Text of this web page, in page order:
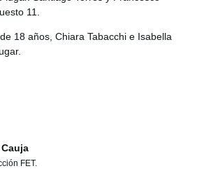
11.
18 años, Chiara Tabacchi e Isabella
FET.